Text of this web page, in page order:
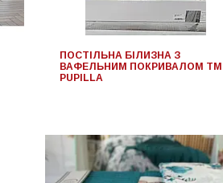
ПОСТІЛЬНА БІЛИЗНА З
ВАФЕЛЬНИМ ПОКРИВАЛОМ TM
PUPILLA